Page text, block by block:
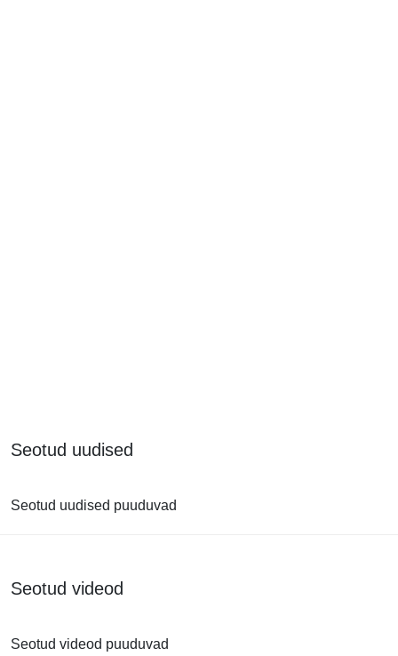
Seotud uudised
Seotud uudised puuduvad
Seotud videod
Seotud videod puuduvad